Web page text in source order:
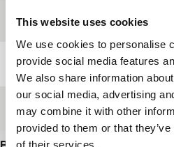
This website uses cookies
We use cookies to personalise
provide social media features
We also share information
our social media, advertising
may combine it with other
provided to them or that
of their services.
Festivaleditie IFFR 2018
Lengte 125'
Medium/FormaatBetacam Digi